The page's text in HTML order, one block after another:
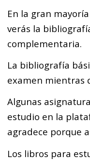
En la gran
verás la
complementaria.
La bibliografía
examen mientras
Algunas
estudio en la
agradece porque
Los libros para